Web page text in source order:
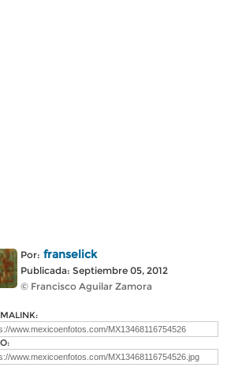
Por: franselick
Publicada: Septiembre 05, 2012
© Francisco Aguilar Zamora